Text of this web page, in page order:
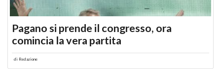
Pagano si prende il congresso, ora
comincia la vera partita
di Redazione